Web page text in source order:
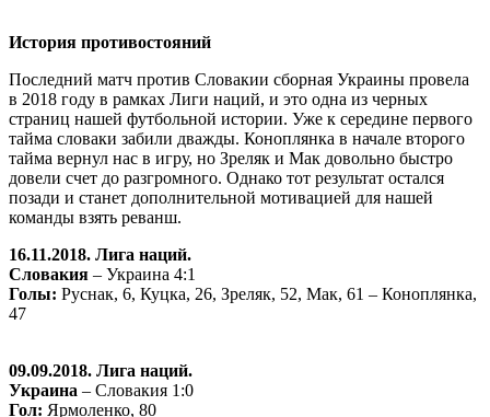
История противостояний
Последний матч против Словакии сборная Украины провела
в 2018 году в рамках Лиги наций, и это одна из черных
страниц нашей футбольной истории. Уже к середине первого
тайма словаки забили дважды. Коноплянка в начале второго
тайма вернул нас в игру, но Зреляк и Мак довольно быстро
довели счет до разгромного. Однако тот результат остался
позади и станет дополнительной мотивацией для нашей
команды взять реванш.
16.11.2018. Лига наций.
Словакия – Украина 4:1
Голы: Руснак, 6, Куцка, 26, Зреляк, 52, Мак, 61 – Коноплянка,
47
09.09.2018. Лига наций.
Украина – Словакия 1:0
Гол: Ярмоленко, 80